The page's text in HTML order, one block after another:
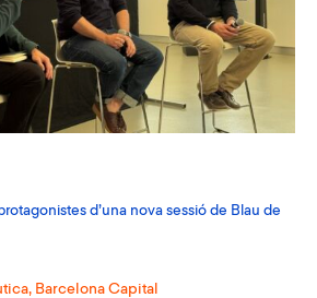
d’una nova sessió de Blau de
, Barcelona Capital